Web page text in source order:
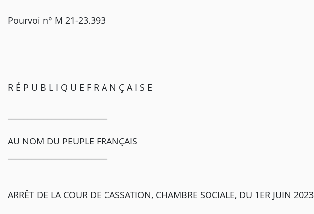
Pourvoi n° M 21-23.393
R É P U B L I Q U E F R A N Ç A I S E
AU NOM DU PEUPLE FRANÇAIS
ARRÊT DE LA COUR DE CASSATION, CHAMBRE SOCIALE, DU 1ER JUIN 2023